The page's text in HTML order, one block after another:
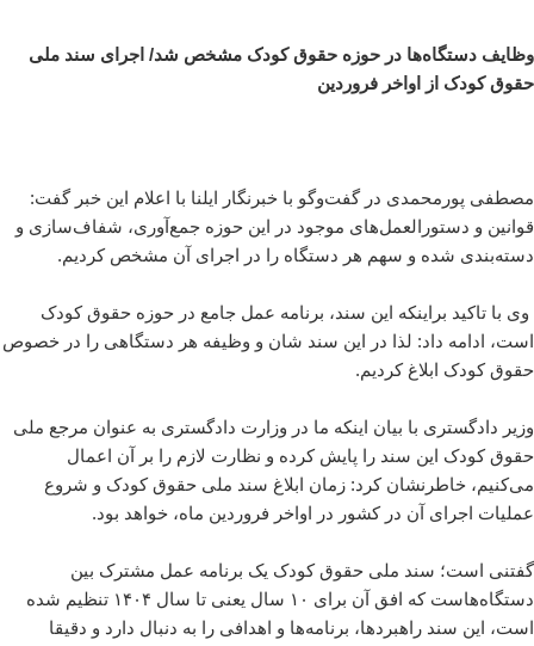
وظایف دستگاه‌ها در حوزه حقوق کودک مشخص شد/ اجرای سند ملی
حقوق کودک از اواخر فروردین
مصطفی پورمحمدی در گفت‌وگو با خبرنگار ایلنا با اعلام این خبر گفت:
قوانین و دستور‌العمل‌های موجود در این حوزه جمع‌آوری، شفاف‌سازی و
دسته‌بندی شده و سهم هر دستگاه را در اجرای آن مشخص کردیم.
وی با تاکید براینکه این سند، برنامه عمل جامع در حوزه حقوق کودک
است، ادامه داد: لذا در این سند شان و وظیفه‌ هر دستگاهی را در خصوص
حقوق کودک ابلاغ کردیم.
وزیر دادگستری با بیان اینکه ما در وزارت دادگستری به عنوان مرجع ملی
حقوق کودک این سند را پایش کرده و نظارت لازم را بر آن اعمال
می‌کنیم، خاطرنشان کرد: زمان ابلاغ سند ملی حقوق کودک و شروع
عملیات اجرای آن در کشور در اواخر فروردین ماه، خواهد بود.
گفتنی است؛ سند ملی حقوق کودک یک برنامه عمل مشترک بین
دستگاه‌هاست که افق آن برای ۱۰ سال یعنی تا سال ۱۴۰۴ تنظیم شده
است، این سند راهبردها، برنامه‌ها و اهدافی را به دنبال دارد و دقیقا